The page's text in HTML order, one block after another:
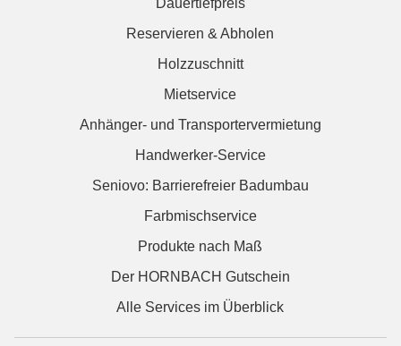
Dauertiefpreis
Reservieren & Abholen
Holzzuschnitt
Mietservice
Anhänger- und Transportervermietung
Handwerker-Service
Seniovo: Barrierefreier Badumbau
Farbmischservice
Produkte nach Maß
Der HORNBACH Gutschein
Alle Services im Überblick